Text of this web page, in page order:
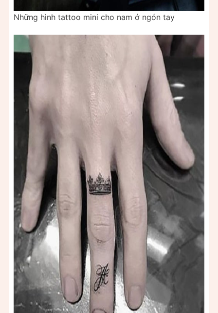
Những hình tattoo mini cho nam ở ngón tay